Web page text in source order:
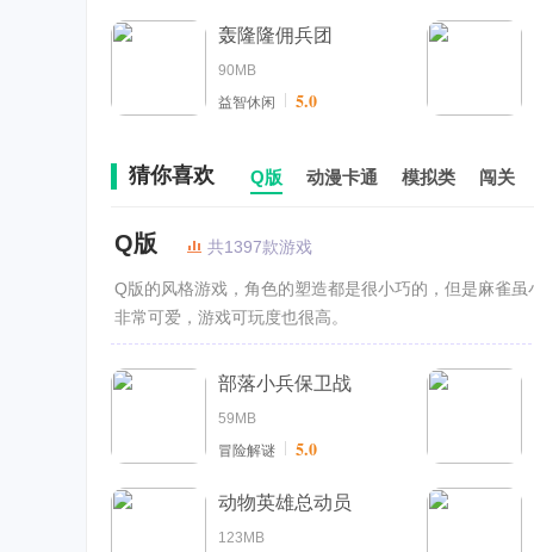
轰隆隆佣兵团
90MB
益智休闲
5.0
猜你喜欢 Q版 动漫卡通 模拟类 闯关
Q版 共1397款游戏
Q版的风格游戏，角色的塑造都是很小巧的，但是麻雀
非常可爱，游戏可玩度也很高。
部落小兵保卫战
59MB
冒险解谜
5.0
动物英雄总动员
123MB